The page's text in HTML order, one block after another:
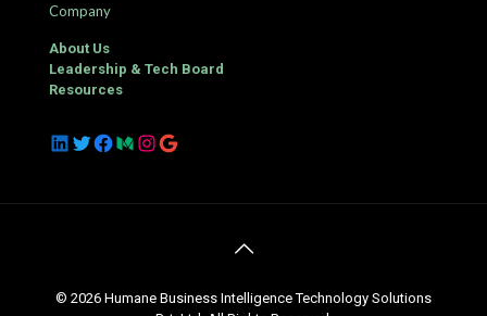
Company
About Us
Leadership & Tech Board
Resources
LinkedIn
Twitter
Facebook
Medium
Instagram
Google
© 2026 Humane Business Intelligence Technology Solutions